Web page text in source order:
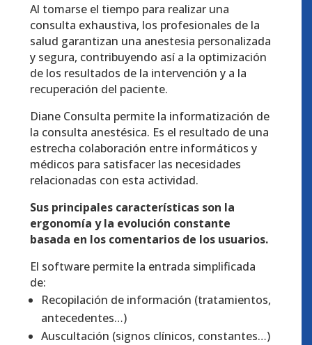
Al tomarse el tiempo para realizar una
consulta exhaustiva, los profesionales de la
salud garantizan una anestesia personalizada
y segura, contribuyendo así a la optimización
de los resultados de la intervención y a la
recuperación del paciente.
Diane Consulta permite la informatización de
la consulta anestésica. Es el resultado de una
estrecha colaboración entre informáticos y
médicos para satisfacer las necesidades
relacionadas con esta actividad.
Sus principales características son la
ergonomía y la evolución constante
basada en los comentarios de los usuarios.
El software permite la entrada simplificada
de:
Recopilación de información (tratamientos,
antecedentes…)
Auscultación (signos clínicos, constantes…)